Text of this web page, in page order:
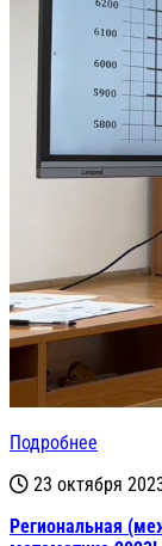
Подробнее
23 октября
Региональная